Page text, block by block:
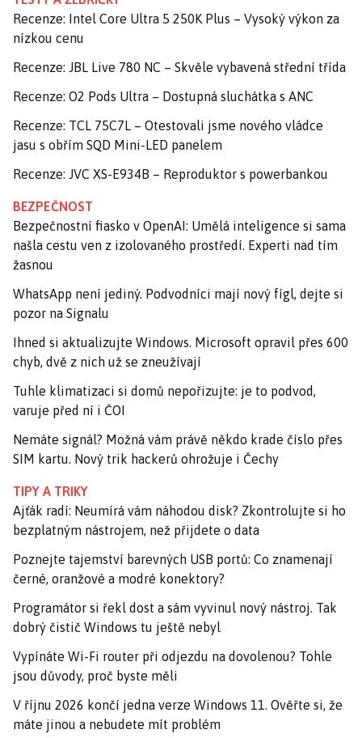
Recenze: Intel Core Ultra 5 250K Plus – Vysoký výkon za
nízkou cenu
Recenze: JBL Live 780 NC – Skvěle vybavená střední třída
Recenze: O2 Pods Ultra – Dostupná sluchátka s ANC
Recenze: TCL 75C7L – Otestovali jsme nového vládce
jasu s obřím SQD Mini-LED panelem
Recenze: JVC XS-E934B – Reproduktor s powerbankou
BEZPEČNOST
Bezpečnostní fiasko v OpenAI: Umělá inteligence si sama
našla cestu ven z izolovaného prostředí. Experti nad tím
žasnou
WhatsApp není jediný. Podvodníci mají nový fígl, dejte si
pozor na Signalu
Ihned si aktualizujte Windows. Microsoft opravil přes 600
chyb, dvě z nich už se zneužívají
Tuhle klimatizaci si domů nepořizujte: je to podvod,
varuje před ní i ČOI
Nemáte signál? Možná vám právě někdo krade číslo přes
SIM kartu. Nový trik hackerů ohrožuje i Čechy
TIPY A TRIKY
Ajťák radí: Neumírá vám náhodou disk? Zkontrolujte si ho
bezplatným nástrojem, než přijdete o data
Poznejte tajemství barevných USB portů: Co znamenají
černé, oranžové a modré konektory?
Programátor si řekl dost a sám vyvinul nový nástroj. Tak
dobrý čistič Windows tu ještě nebyl
Vypínáte Wi-Fi router při odjezdu na dovolenou? Tohle
jsou důvody, proč byste měli
V říjnu 2026 končí jedna verze Windows 11. Ověřte si, že
máte jinou a nebudete mít problém